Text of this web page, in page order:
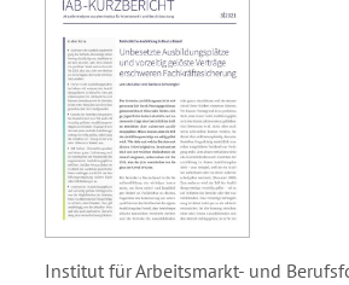
Institut für Arbeitsmarkt- und